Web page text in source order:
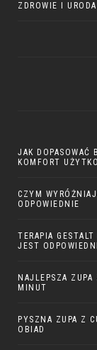
ZDROWIE I URODA
JAK DOPASOWAĆ
KOMFORT
CZYM
ODPOWIEDNIE
TERAPIA
JEST
NAJLEPSZA ZUPA
MINUT
PYSZNA ZUPA Z
OBIAD